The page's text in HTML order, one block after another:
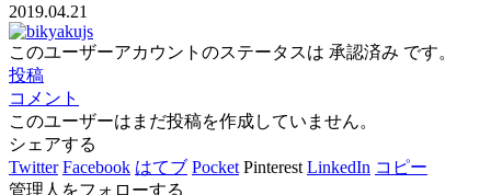
2019.04.21
このユーザーアカウントのステータスは 承認済み です。
投稿
コメント
このユーザーはまだ投稿を作成していません。
シェアする
Twitter Facebook はてブ Pocket Pinterest LinkedIn コピー
管理人をフォローする